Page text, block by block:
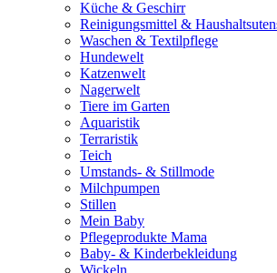
Küche & Geschirr
Reinigungsmittel &
Waschen & Textilpflege
Hundewelt
Katzenwelt
Nagerwelt
Tiere im Garten
Aquaristik
Terraristik
Teich
Umstands- & Stillmode
Milchpumpen
Stillen
Mein Baby
Pflegeprodukte Mama
Baby- & Kinderbekleidung
Wickeln